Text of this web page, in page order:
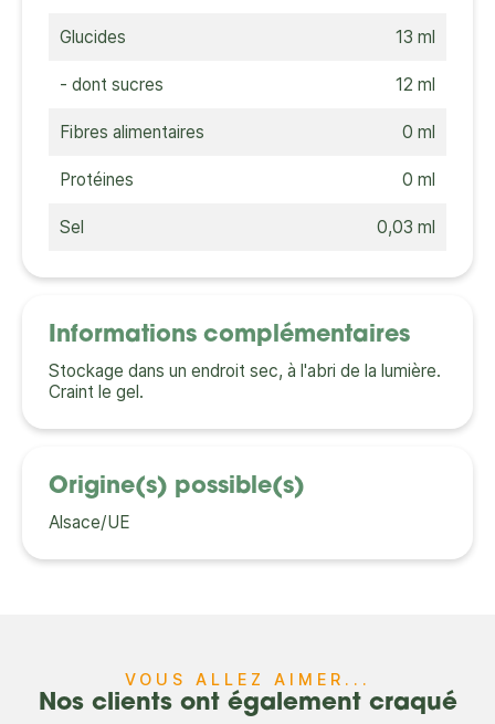
Glucides 13 ml
- dont sucres 12 ml
Fibres alimentaires 0 ml
Protéines 0 ml
Sel 0,03 ml
Informations complémentaires
Stockage dans un endroit sec, à l'abri de la lumière.
Craint le gel.
Origine(s) possible(s)
Alsace/UE
VOUS ALLEZ AIMER...
Nos clients ont également craqué